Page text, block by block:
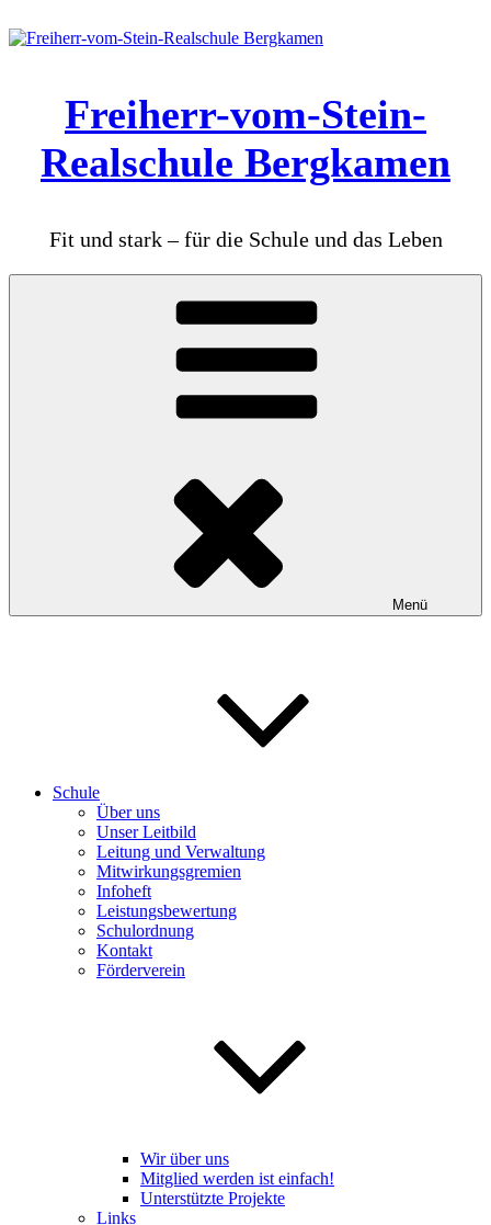
Inhalt
Freiherr-vom-Stein-
Realschule Bergkamen
Fit und stark – für die Schule und das Leben
Menü
Schule
Über uns
Unser Leitbild
Leitung und Verwaltung
Mitwirkungsgremien
Infoheft
Leistungsbewertung
Schulordnung
Kontakt
Förderverein
Wir über uns
Mitglied werden ist einfach!
Unterstützte Projekte
Links